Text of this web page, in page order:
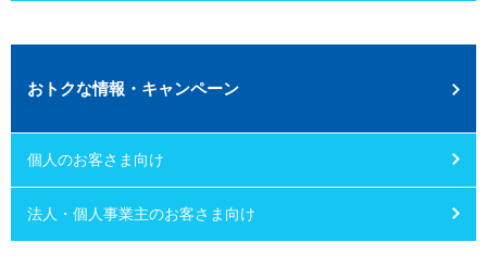
おトクな情報・キャンペーン
個人のお客さま向け
法人・個人事業主のお客さま向け